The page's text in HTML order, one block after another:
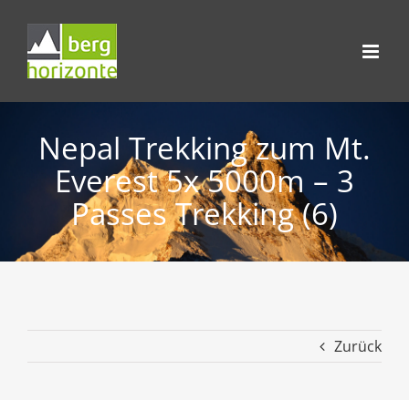
content
Nepal Trekking zum Mt.
Everest 5x 5000m – 3
Passes Trekking (6)
Zurück